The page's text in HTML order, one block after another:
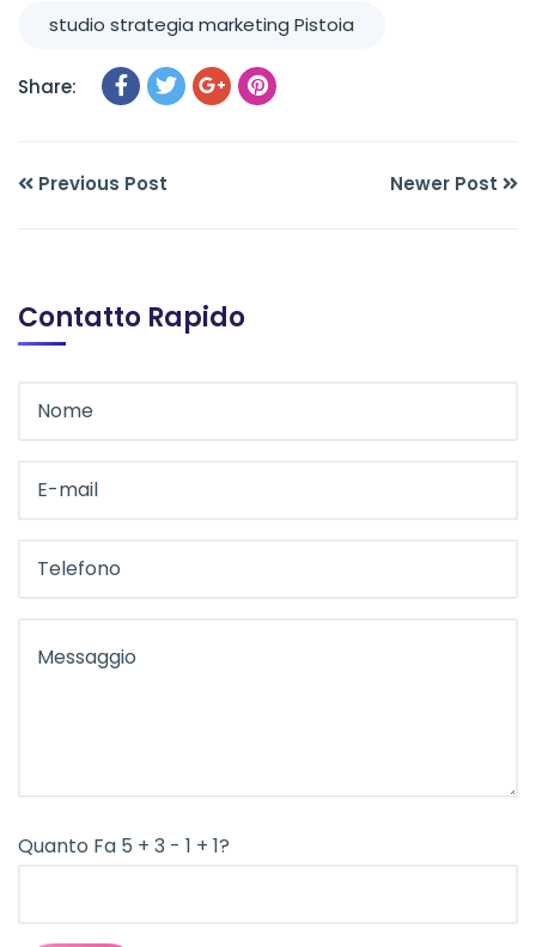
studio strategia marketing Pistoia
Share:
Previous Post Newer Post
Contatto Rapido
Quanto Fa 5 + 3 - 1 + 1?